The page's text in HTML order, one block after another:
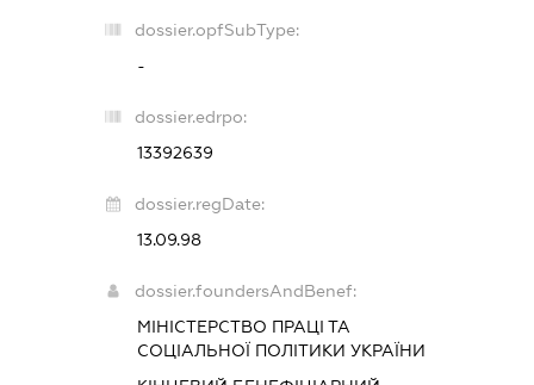
dossier.opfSubType:
-
dossier.edrpo:
13392639
dossier.regDate:
13.09.98
dossier.foundersAndBenef:
МІНІСТЕРСТВО ПРАЦІ ТА
СОЦІАЛЬНОЇ ПОЛІТИКИ УКРАЇНИ